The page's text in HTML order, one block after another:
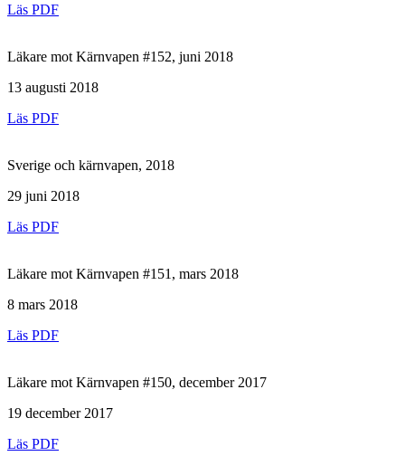
Läs PDF
Läkare mot Kärnvapen #152, juni 2018
13 augusti 2018
Läs PDF
Sverige och kärnvapen, 2018
29 juni 2018
Läs PDF
Läkare mot Kärnvapen #151, mars 2018
8 mars 2018
Läs PDF
Läkare mot Kärnvapen #150, december 2017
19 december 2017
Läs PDF